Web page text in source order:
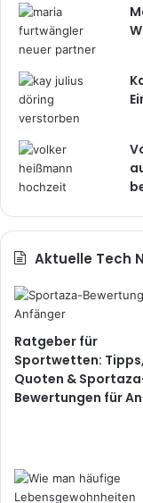
Aktuelle Tech
Ratgeber für
Sportwetten: Tipps,
Quoten &
Bewertungen für